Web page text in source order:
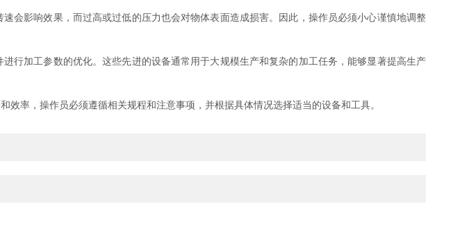
影响效果，而过高或过低的压力也会对物体表面造成损害。因此，操作员必须小心谨慎地调整
加工参数的优化。这些先进的设备通常用于大规模生产和复杂的加工任务，能够显著提高生产
率，操作员必须遵循相关规程和注意事项，并根据具体情况选择适当的设备和工具。